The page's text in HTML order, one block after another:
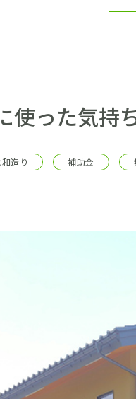
使った気持
造り 補助金